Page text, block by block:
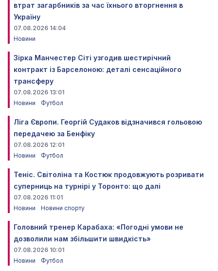
втрат загарбників за час їхнього вторгнення в
Україну
07.08.2026 14:04
Новини
Зірка Манчестер Сіті узгодив шестирічний
контракт із Барселоною: деталі сенсаційного
трансферу
07.08.2026 13:01
Новини
Футбол
Ліга Європи. Георгій Судаков відзначився гольовою
передачею за Бенфіку
07.08.2026 12:01
Новини
Футбол
Теніс. Світоліна та Костюк продовжують розривати
суперниць на турнірі у Торонто: що далі
07.08.2026 11:01
Новини
Новини спорту
Головний тренер Карабаха: «Погодні умови не
дозволили нам збільшити швидкість»
07.08.2026 10:01
Новини
Футбол